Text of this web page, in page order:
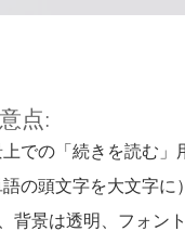
点:
での「続きを読む」
の頭文字を大文字
背景は透明、フォン